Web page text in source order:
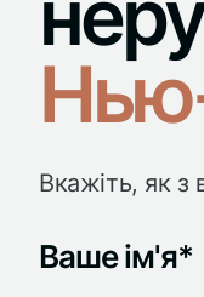
Вкажіть, як з
Ваше ім'я*